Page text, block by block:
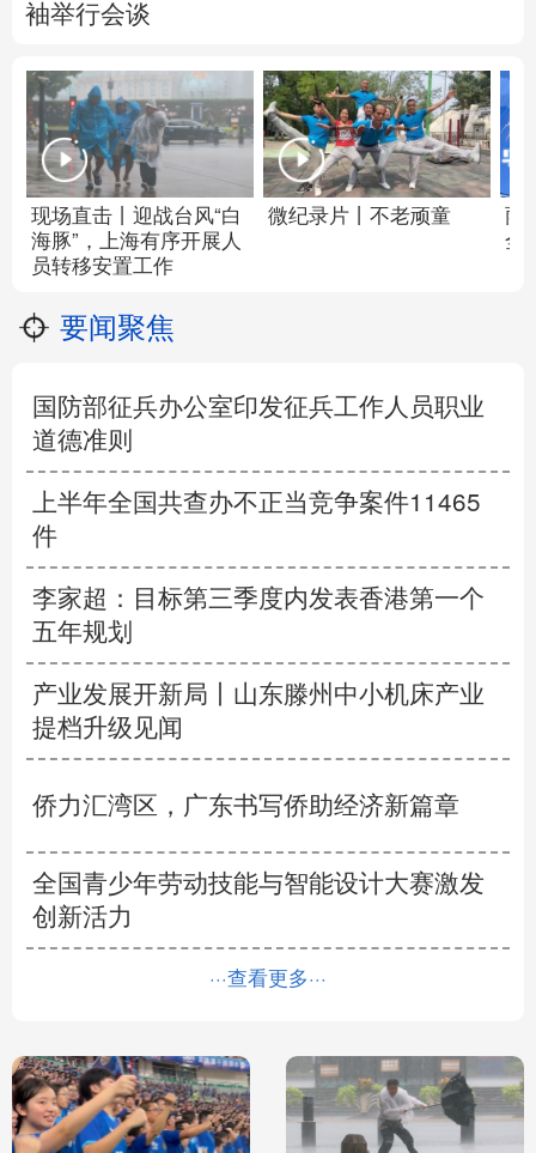
袖举行会谈
现场直击丨迎战台风“白
海豚”，上海有序开展人
员转移安置工作
微纪录片丨不老顽童
雨
全
要闻聚焦
国防部征兵办公室印发征兵工作人员职业
道德准则
上半年全国共查办不正当竞争案件11465
件
李家超：目标第三季度内发表香港第一个
五年规划
产业发展开新局丨 山东滕州中小机床产业
提档升级见闻
侨力汇湾区，广东书写侨助经济新篇章
全国青少年劳动技能与智能设计大赛激发
创新活力
···查看更多···